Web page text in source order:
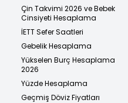
Çin Takvimi 2026 ve Bebek
Cinsiyeti Hesaplama
İETT Sefer Saatleri
Gebelik Hesaplama
Yükselen Burç Hesaplama
2026
Yüzde Hesaplama
Geçmiş Döviz Fiyatları